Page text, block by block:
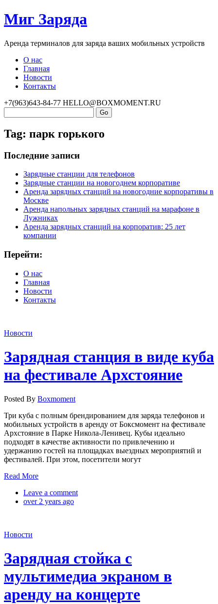
Миг Заряда
Аренда терминалов для заряда ваших мобильных устройств
О нас
Главная
Новости
Контакты
+7(963)643-84-77 HELLO@BOXMOMENT.RU
Tag: парк горького
Последние записи
Зарядные станции для телефонов
Зарядные станции на новогоднем корпоративе
Аренда зарядных станций на новогодние корпоративы в
Москве
Аренда напольных зарядных станций на марафоне в
Лужниках
Аренда зарядных станций на корпоратив: 25 лет
компании
Перейти:
О нас
Главная
Новости
Контакты
Новости
Зарядная станция в виде куба
на фестивале Архстояние
Posted By Boxmoment
Три куба с полным брендированием для заряда телефонов и
мобильных устройств в аренду от Боксмомент на фестивале
Архстояние в Парке Никола-Ленивец. Кубы идеально
подходят в качестве активности по привлечению и
удержанию гостей на площадках выездных мероприятий и
фестивалей. При этом, посетители могут
Read More
Leave a comment
over 2 years ago
Новости
Зарядная стойка с
мультимедиа экраном в
аренду на концерте